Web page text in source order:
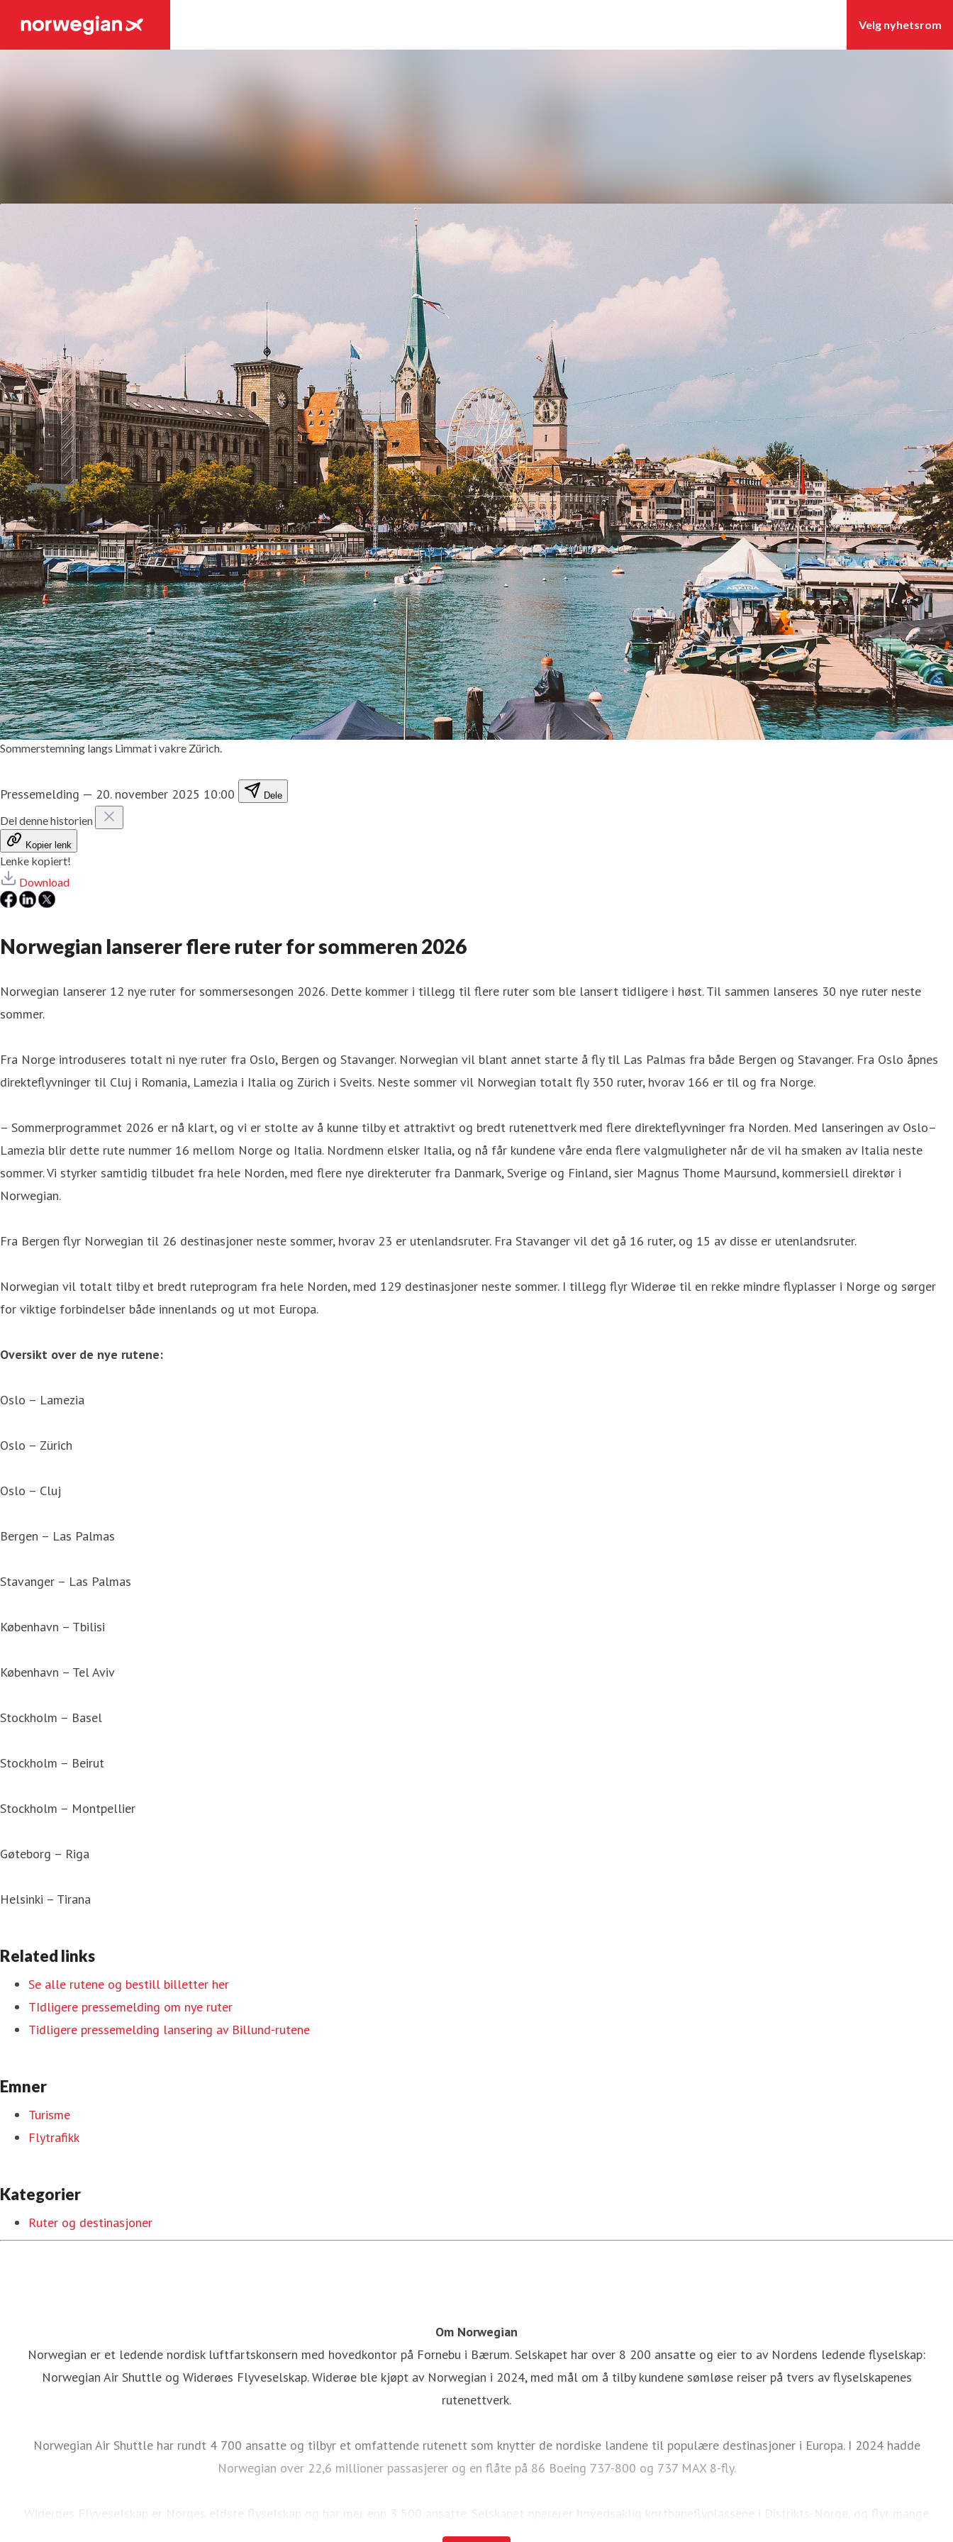
Mediebank
Sommerstemning langs Limmat i vakre Zürich.
Pressemelding — 20. november 2025 10:00 Dele
Del denne historien
Kopier lenk
Lenke kopiert!
Download
Norwegian lanserer flere ruter for sommeren 2026
Norwegian lanserer 12 nye ruter for sommersesongen 2026. Dette kommer i tillegg til flere ruter som ble lansert tidligere i høst. Til sammen lanseres 30 nye ruter neste
sommer.
Fra Norge introduseres totalt ni nye ruter fra Oslo, Bergen og Stavanger. Norwegian vil blant annet starte å fly til Las Palmas fra både Bergen og Stavanger. Fra Oslo åpnes
direkteflyvninger til Cluj i Romania, Lamezia i Italia og Zürich i Sveits. Neste sommer vil Norwegian totalt fly 350 ruter, hvorav 166 er til og fra Norge.
– Sommerprogrammet 2026 er nå klart, og vi er stolte av å kunne tilby et attraktivt og bredt rutenettverk med flere direkteflyvninger fra Norden. Med lanseringen av Oslo–
Lamezia blir dette rute nummer 16 mellom Norge og Italia. Nordmenn elsker Italia, og nå får kundene våre enda flere valgmuligheter når de vil ha smaken av Italia neste
sommer. Vi styrker samtidig tilbudet fra hele Norden, med flere nye direkteruter fra Danmark, Sverige og Finland, sier Magnus Thome Maursund, kommersiell direktør i
Norwegian.
Fra Bergen flyr Norwegian til 26 destinasjoner neste sommer, hvorav 23 er utenlandsruter. Fra Stavanger vil det gå 16 ruter, og 15 av disse er utenlandsruter.
Norwegian vil totalt tilby et bredt ruteprogram fra hele Norden, med 129 destinasjoner neste sommer. I tillegg flyr Widerøe til en rekke mindre flyplasser i Norge og sørger
for viktige forbindelser både innenlands og ut mot Europa.
Oversikt over de nye rutene:
Oslo – Lamezia
Oslo – Zürich
Oslo – Cluj
Bergen – Las Palmas
Stavanger – Las Palmas
København – Tbilisi
København – Tel Aviv
Stockholm – Basel
Stockholm – Beirut
Stockholm – Montpellier
Gøteborg – Riga
Helsinki – Tirana
Related links
Se alle rutene og bestill billetter her
TIdligere pressemelding om nye ruter
Tidligere pressemelding lansering av Billund-rutene
Emner
Turisme
Flytrafikk
Kategorier
Ruter og destinasjoner
Om Norwegian
Norwegian er et ledende nordisk luftfartskonsern med hovedkontor på Fornebu i Bærum. Selskapet har over 8 200 ansatte og eier to av Nordens ledende flyselskap:
Norwegian Air Shuttle og Widerøes Flyveselskap. Widerøe ble kjøpt av Norwegian i 2024, med mål om å tilby kundene sømløse reiser på tvers av flyselskapenes
rutenettverk.
Norwegian Air Shuttle har rundt 4 700 ansatte og tilbyr et omfattende rutenett som knytter de nordiske landene til populære destinasjoner i Europa. I 2024 hadde
Norwegian over 22,6 millioner passasjerer og en flåte på 86 Boeing 737-800 og 737 MAX 8-fly.
Widerøes Flyveselskap er Norges eldste flyselskap og har mer enn 3 500 ansatte. Selskapet opererer hovedsaklig kortbaneflyplassene i Distrikts-Norge, og flyr mange
anbudsruter i tillegg til sitt eget kommersielle nettverk. I 2024 hadde Widerøe 3,8 millioner passasjerer og en flåte på 49 fly: 46 Bombardier Dash-8- og tre Embraer